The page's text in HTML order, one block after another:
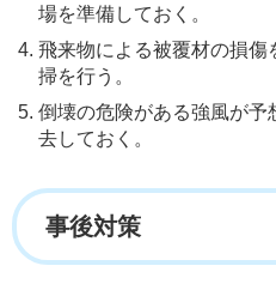
場を準備しておく。
飛来物による被覆材の損
掃を行う。
倒壊の危険がある強風が予
去しておく。
事後対策